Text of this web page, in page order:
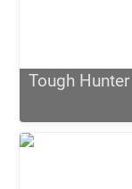
Tough